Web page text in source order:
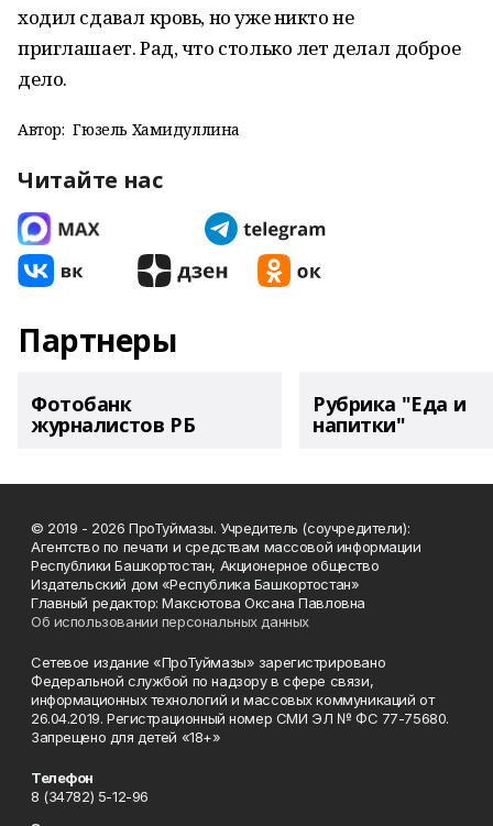
ходил сдавал кровь, но уже никто не
приглашает. Рад, что столько лет делал доброе
дело.
Автор: Гюзель Хамидуллина
Читайте нас
Партнеры
Фотобанк
журналистов РБ
Рубрика "Еда и
напитки"
© 2019 - 2026 ПроТуймазы. Учредитель (соучредители):
Агентство по печати и средствам массовой информации
Республики Башкортостан, Акционерное общество
Издательский дом «Республика Башкортостан»
Главный редактор: Максютова Оксана Павловна
Об использовании персональных данных
Сетевое издание «ПроТуймазы» зарегистрировано
Федеральной службой по надзору в сфере связи,
информационных технологий и массовых коммуникаций от
26.04.2019. Регистрационный номер СМИ ЭЛ № ФС 77-75680.
Запрещено для детей «18+»
Телефон
8 (34782) 5-12-96